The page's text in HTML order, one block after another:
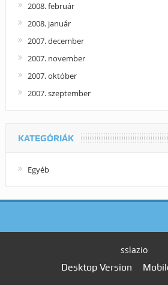
2008. február
2008. január
2007. december
2007. november
2007. október
2007. szeptember
KATEGÓRIÁK
Egyéb
sslazio
Desktop Version